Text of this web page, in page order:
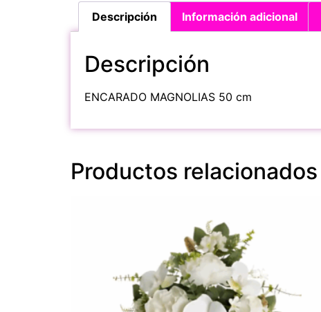
Descripción Información adicional
Descripción
ENCARADO MAGNOLIAS 50 cm
Productos relacionados